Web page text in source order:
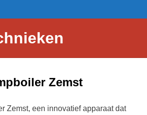
Zemst
Zemst, een innovatief apparaat dat